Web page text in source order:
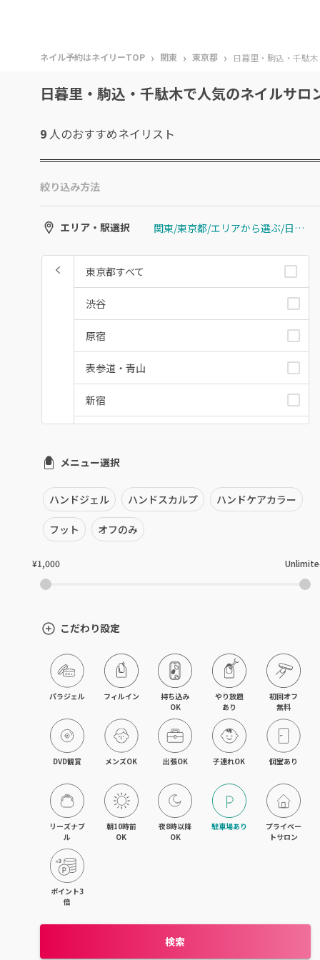
ネイル予約はネイリーTOP › 関東 › 東京都 › 日暮里・駒込・千駄木
日暮里・駒込・千駄木で人気のネイルサロ
9 人のおすすめネイリスト
絞り込み方法
エリア・駅選択 関東/東京都/エリアから選ぶ/日暮里・駒込・千駄木
東京都すべて
渋谷
原宿
表参道・青山
新宿
銀座・新橋・有楽町
恵比寿・代官山・中目黒
自由が丘・学芸大学
下北沢・代々木上原
目黒・戸越・武蔵小山
北千住・町屋・亀有
錦糸町・小岩・青砥
吉祥寺・荻窪・三鷹
立川・国立・国分寺
八王子・日野・昭島
日暮里・駒込・千駄木
メニュー選択
ハンドジェル ハンドスカルプ ハンドケアカラー
フット オフのみ
¥1,000
こだわり設定
パラジェル フィルイン
持ち込み
OK
やり放題
あり
初回オフ
無料
DVD観賞 メンズOK 出張OK 子連れOK 個室あり
リーズナブ
ル
朝10時前
OK
夜8時以降
OK
駐車場あり
プライベー
トサロン
ポイント3
倍
検索